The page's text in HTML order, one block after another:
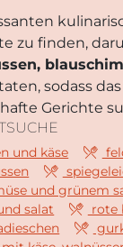
zu finden,
sodass
Gerichte
und käse
und grünem
salat
rote